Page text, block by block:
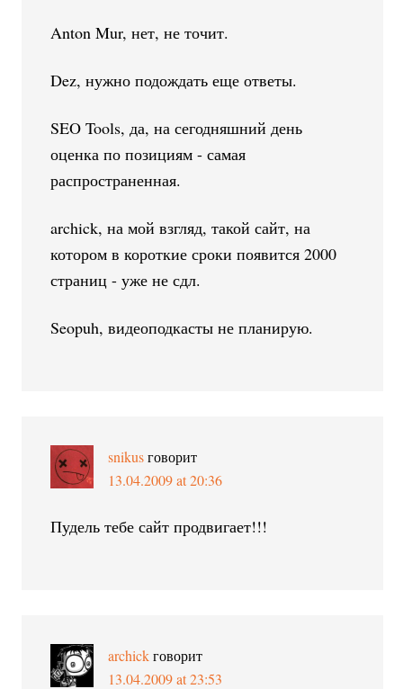
Anton Mur, нет, не точит.
Dez, нужно подождать еще ответы.
SEO Tools, да, на сегодняшний день
оценка по позициям - самая
распространенная.
archick, на мой взгляд, такой сайт, на
котором в короткие сроки появится 2000
страниц - уже не сдл.
Seopuh, видеоподкасты не планирую.
snikus говорит
13.04.2009 at 20:36
Пудель тебе сайт продвигает!!!
archick говорит
13.04.2009 at 23:53